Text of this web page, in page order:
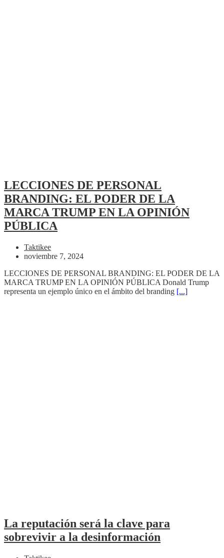
LECCIONES DE PERSONAL
BRANDING: EL PODER DE LA
MARCA TRUMP EN LA OPINIÓN
PÚBLICA
Taktikee
noviembre 7, 2024
LECCIONES DE PERSONAL BRANDING: EL PODER DE LA
MARCA TRUMP EN LA OPINIÓN PÚBLICA Donald Trump
representa un ejemplo único en el ámbito del branding [...]
La reputación será la clave para
sobrevivir a la desinformación